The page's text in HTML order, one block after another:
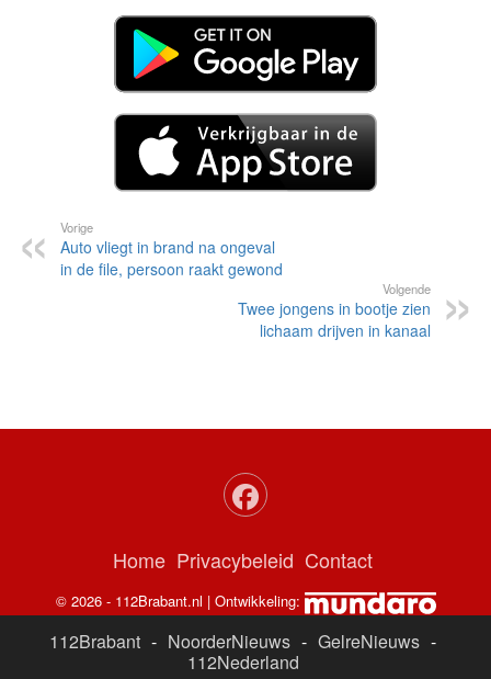
Vorige
Auto vliegt in brand na ongeval
in de file, persoon raakt gewond
Volgende
Twee jongens in bootje zien
lichaam drijven in kanaal
Home Privacybeleid Contact
© 2026 - 112Brabant.nl | Ontwikkeling:
112Brabant - NoorderNieuws - GelreNieuws -
112Nederland